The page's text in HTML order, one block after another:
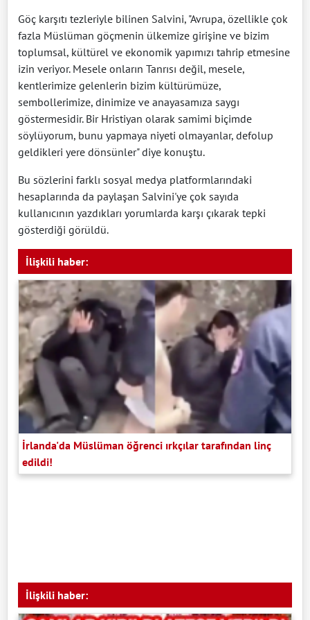
Göç karşıtı tezleriyle bilinen Salvini, "Avrupa, özellikle çok
fazla Müslüman göçmenin ülkemize girişine ve bizim
toplumsal, kültürel ve ekonomik yapımızı tahrip etmesine
izin veriyor. Mesele onların Tanrısı değil, mesele,
kentlerimize gelenlerin bizim kültürümüze,
sembollerimize, dinimize ve anayasamıza saygı
göstermesidir. Bir Hristiyan olarak samimi biçimde
söylüyorum, bunu yapmaya niyeti olmayanlar, defolup
geldikleri yere dönsünler" diye konuştu.
Bu sözlerini farklı sosyal medya platformlarındaki
hesaplarında da paylaşan Salvini'ye çok sayıda
kullanıcının yazdıkları yorumlarda karşı çıkarak tepki
gösterdiği görüldü.
İlişkili haber:
İrlanda'da Müslüman öğrenci ırkçılar tarafından linç
edildi!
İlişkili haber: